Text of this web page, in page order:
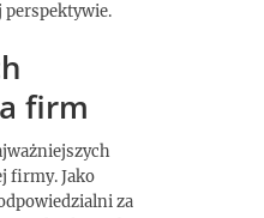
perspektywie.
firm
firmy. Jako
za